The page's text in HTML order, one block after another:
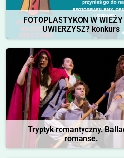
FOTOPLASTYKON W WIEŻY
UWIERZYSZ? konkurs
Tryptyk romantyczny.
romanse.